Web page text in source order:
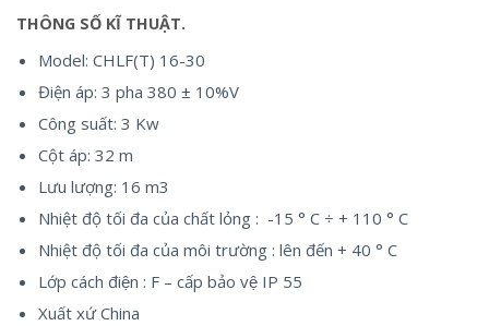
THÔNG SỐ KĨ THUẬT.
Model: CHLF(T) 16-30
Điện áp: 3 pha 380 ± 10%V
Công suất: 3 Kw
Cột áp: 32 m
Lưu lượng: 16 m3
Nhiệt độ tối đa của chất lỏng : -15 ° C ÷ + 110 ° C
Nhiệt độ tối đa của môi trường : lên đến + 40 ° C
Lớp cách điện : F – cấp bảo vệ IP 55
Xuất xứ China